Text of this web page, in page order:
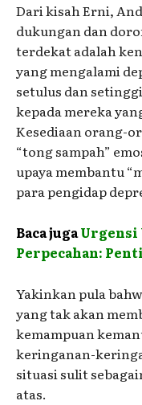
Dari kisah Erni,
dukungan dan
terdekat adalah
yang mengalami
setulus dan
kepada mereka
Kesediaan orang-
“tong sampah”
upaya membantu
para pengidap
Baca jugaUrgensi
Perpecahan:
Yakinkan pula
yang tak akan
kemampuan
keringanan-
situasi sulit
atas.